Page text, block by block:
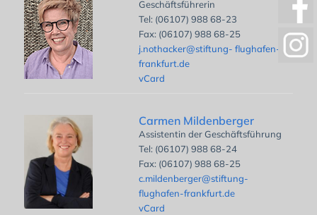
Geschäftsführerin
Tel: (06107) 988 68-23
Fax: (06107) 988 68-25
j.nothacker@stiftung- flughafen-
frankfurt.de
vCard
Carmen Mildenberger
Assistentin der Geschäftsführung
Tel: (06107) 988 68-24
Fax: (06107) 988 68-25
c.mildenberger@stiftung-
flughafen-frankfurt.de
vCard